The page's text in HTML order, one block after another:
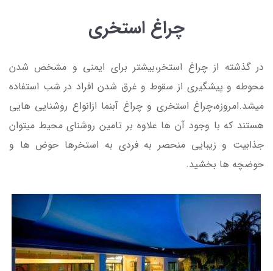
چراغ استخری
در گذشته از چراغ استخر،بیشتر برای ایمنی و مشخص شدن
محوطه و پیشگیری از سقوط و غرق شدن افراد در شب استفاده
میشد.امروزه،چراغ استخری و چراغ آبنما ازانواع روشنایی هایی
هستند که با وجود آن ها علاوه بر تامین روشنای محیط میتوان
جذابیت و زیبایی منحصر به فردی به استخرها حوض ها و
حوضچه ها بخشید.